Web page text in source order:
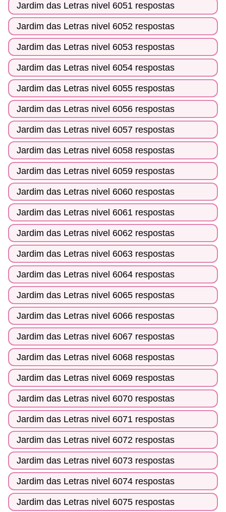
Jardim das Letras nivel 6051 respostas
Jardim das Letras nivel 6052 respostas
Jardim das Letras nivel 6053 respostas
Jardim das Letras nivel 6054 respostas
Jardim das Letras nivel 6055 respostas
Jardim das Letras nivel 6056 respostas
Jardim das Letras nivel 6057 respostas
Jardim das Letras nivel 6058 respostas
Jardim das Letras nivel 6059 respostas
Jardim das Letras nivel 6060 respostas
Jardim das Letras nivel 6061 respostas
Jardim das Letras nivel 6062 respostas
Jardim das Letras nivel 6063 respostas
Jardim das Letras nivel 6064 respostas
Jardim das Letras nivel 6065 respostas
Jardim das Letras nivel 6066 respostas
Jardim das Letras nivel 6067 respostas
Jardim das Letras nivel 6068 respostas
Jardim das Letras nivel 6069 respostas
Jardim das Letras nivel 6070 respostas
Jardim das Letras nivel 6071 respostas
Jardim das Letras nivel 6072 respostas
Jardim das Letras nivel 6073 respostas
Jardim das Letras nivel 6074 respostas
Jardim das Letras nivel 6075 respostas